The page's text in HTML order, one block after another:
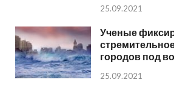
25.09.2021
Ученые
городов под
25.09.2021